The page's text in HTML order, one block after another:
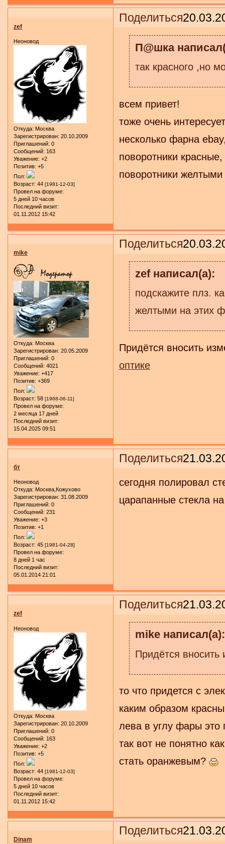
Поделиться
zef
Неоновод
Откуда: Москва
Зарегистрирован: 20.10.2009
Приглашений: 0
Сообщений: 163
Уважение: +2
Позитив: +5
Пол:
Возраст: 44 [1981-12-03]
Провел на форуме:
5 дней 10 часов
Последний визит:
01.11.2012 15:42
П@шка
так красного ,но
всем привет!
тоже очень
несколько фарна
поворотники
поворотники
Поделиться
mike
Откуда: Москва
Зарегистрирован: 20.05.2009
Приглашений: 0
Сообщений: 4021
Уважение: +417
Позитив: +369
Пол:
Возраст: 58 [1968-06-11]
Провел на форуме:
2 месяца 17 дней
Последний визит:
15.04.2025 09:51
zef написал(а):
подскажите плз.
желтыми на этих
Придётся вносить
оптике
Поделиться
бт
Неоновод
Откуда: Москва,Кожухово
Зарегистрирован: 31.08.2009
Приглашений: 0
Сообщений: 231
Уважение: +3
Позитив: +1
Пол:
Возраст: 45 [1981-04-28]
Провел на форуме:
8 дней 1 час
Последний визит:
05.01.2014 21:01
сегодня полировал
царапанные стекла
Поделиться
zef
Неоновод
Откуда: Москва
Зарегистрирован: 20.10.2009
Приглашений: 0
Сообщений: 163
Уважение: +2
Позитив: +5
Пол:
Возраст: 44 [1981-12-03]
Провел на форуме:
5 дней 10 часов
Последний визит:
01.11.2012 15:42
mike написал(а):
Придётся
то что придется с
каким образом
лева в углу фары это
так вот не понятно
стать оранжевым?
Поделиться
Dinam